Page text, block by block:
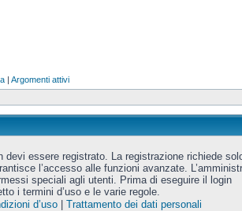
| Argomenti attivi
devi essere registrato. La registrazione richiede
l’accesso alle funzioni avanzate.
speciali agli utenti. Prima di eseguire il login
i termini d’uso e le varie regole.
d’uso| Trattamento dei dati personali